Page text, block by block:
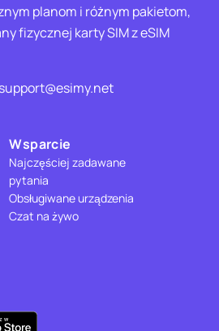
planom i różnym pakietom,
fizycznej karty SIM z eSIM
support@esimy.net
Wsparcie
Najczęściej zadawane
pytania
Obsługiwane urządzenia
Czat na żywo